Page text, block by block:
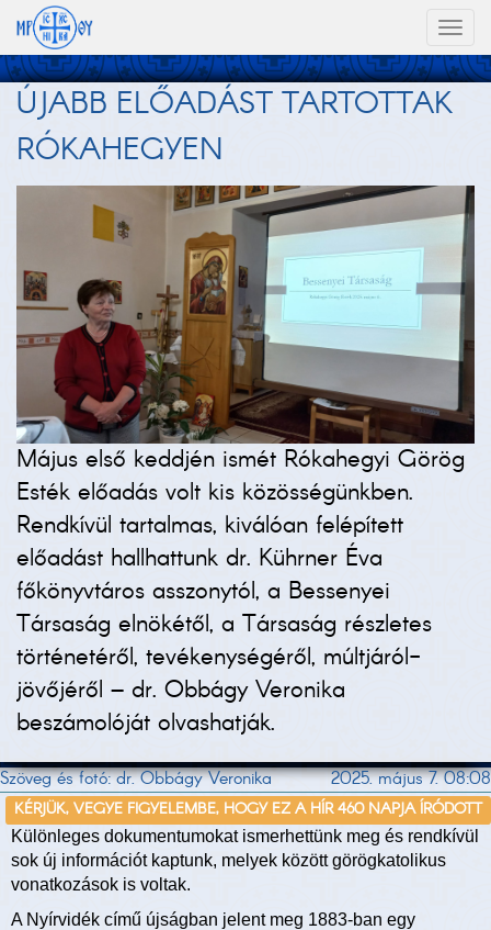
ÚJABB ELŐADÁST TARTOTTAK
RÓKAHEGYEN
Május első keddjén ismét Rókahegyi Görög
Esték előadás volt kis közösségünkben.
Rendkívül tartalmas, kiválóan felépített
előadást hallhattunk dr. Kührner Éva
főkönyvtáros asszonytól, a Bessenyei
Társaság elnökétől, a Társaság részletes
történetéről, tevékenységéről, múltjáról-
jövőjéről – dr. Obbágy Veronika
beszámolóját olvashatják.
Szöveg és fotó: dr. Obbágy Veronika 2025. május 7. 08:08
KÉRJÜK, VEGYE FIGYELEMBE, HOGY EZ A HÍR 460 NAPJA ÍRÓDOTT
Különleges dokumentumokat ismerhettünk meg és rendkívül
sok új információt kaptunk, melyek között görögkatolikus
vonatkozások is voltak.
A Nyírvidék című újságban jelent meg 1883-ban egy